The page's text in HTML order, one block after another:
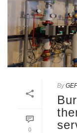
0
By